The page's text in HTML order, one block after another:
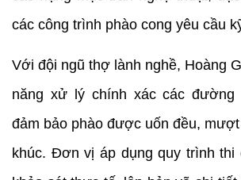
các công trình phào cong yêu cầu
Với đội ngũ thợ lành nghề, Hoàng
năng xử lý chính xác các đường
đảm bảo phào được uốn đều,
khúc. Đơn vị áp dụng quy trình thi